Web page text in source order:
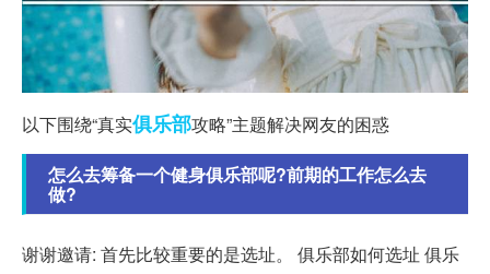
以下围绕“真实俱乐部攻略”主题解决网友的困惑
怎么去筹备一个健身俱乐部呢?前期的工作怎么去
做?
谢谢邀请: 首先比较重要的是选址。 俱乐部如何选址 俱乐